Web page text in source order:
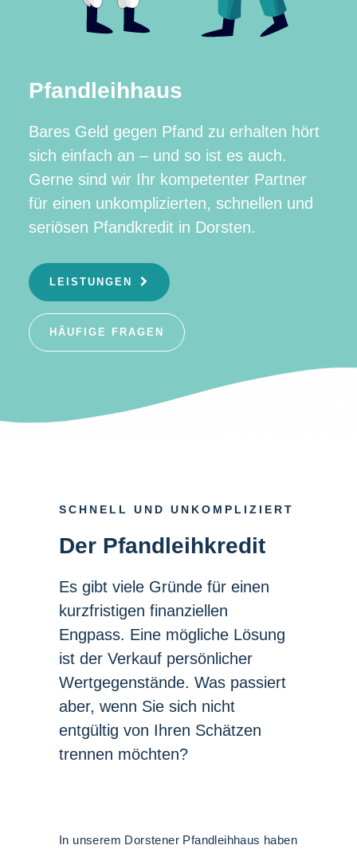
Pfandleihhaus
Bares Geld gegen Pfand zu erhalten hört
sich einfach an – und so ist es auch.
Gerne sind wir Ihr kompetenter Partner
für einen unkomplizierten, schnellen und
seriösen Pfandkredit in Dorsten.
LEISTUNGEN
HÄUFIGE FRAGEN
SCHNELL UND UNKOMPLIZIERT
Der Pfandleihkredit
Es gibt viele Gründe für einen
kurzfristigen finanziellen
Engpass. Eine mögliche Lösung
ist der Verkauf persönlicher
Wertgegenstände. Was passiert
aber, wenn Sie sich nicht
entgültig von Ihren Schätzen
trennen möchten?
In unserem Dorstener Pfandleihhaus haben